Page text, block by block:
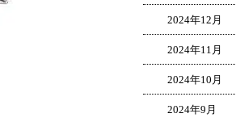
2024年12月
2024年11月
2024年10月
2024年9月